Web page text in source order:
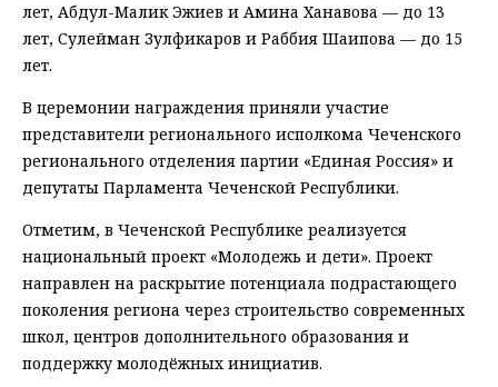
лет, Абдул-Малик Эжиев и Амина Ханавова — до 13
лет, Сулейман Зулфикаров и Раббия Шаипова — до 15
лет.
В церемонии награждения приняли участие
представители регионального исполкома Чеченского
регионального отделения партии «Единая Россия» и
депутаты Парламента Чеченской Республики.
Отметим, в Чеченской Республике реализуется
национальный проект «Молодежь и дети». Проект
направлен на раскрытие потенциала подрастающего
поколения региона через строительство современных
школ, центров дополнительного образования и
поддержку молодёжных инициатив.